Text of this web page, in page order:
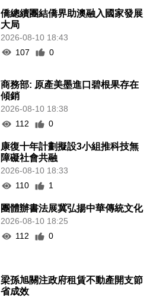
僑總續團結僑界助澳融入國家發展
大局
2026-08-10 18:43
107
0
商務部: 原產美墨進口碧根果存在
傾銷
2026-08-10 18:38
112
0
康復十年計劃擬設3小組推科技無
障礙社會共融
2026-08-10 18:33
110
1
團體辦書法展冀弘揚中華傳統文化
2026-08-10 18:25
112
0
梁孫旭關注政府租賃不動產開支節
省成效